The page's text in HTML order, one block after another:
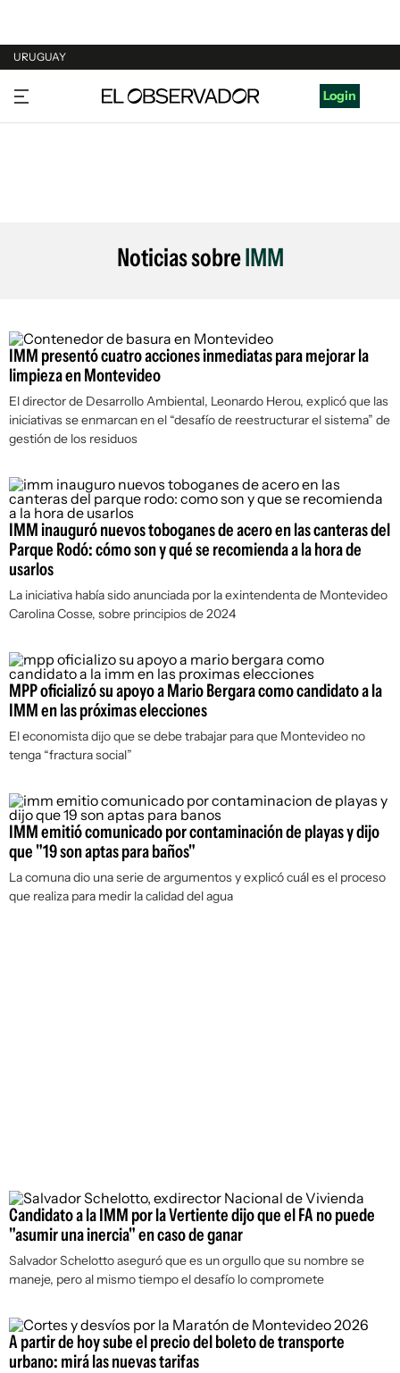
URUGUAY
URUGUAY
ARGENTINA
Login
Noticias sobreIMM
IMM presentó cuatro acciones inmediatas para mejorar la
limpieza en Montevideo
El director de Desarrollo Ambiental, Leonardo Herou, explicó que las
iniciativas se enmarcan en el “desafío de reestructurar el sistema” de
gestión de los residuos
IMM inauguró nuevos toboganes de acero en las canteras del
Parque Rodó: cómo son y qué se recomienda a la hora de
usarlos
La iniciativa había sido anunciada por la exintendenta de Montevideo
Carolina Cosse, sobre principios de 2024
MPP oficializó su apoyo a Mario Bergara como candidato a la
IMM en las próximas elecciones
El economista dijo que se debe trabajar para que Montevideo no
tenga “fractura social”
IMM emitió comunicado por contaminación de playas y dijo
que "19 son aptas para baños"
La comuna dio una serie de argumentos y explicó cuál es el proceso
que realiza para medir la calidad del agua
Candidato a la IMM por la Vertiente dijo que el FA no puede
"asumir una inercia" en caso de ganar
Salvador Schelotto aseguró que es un orgullo que su nombre se
maneje, pero al mismo tiempo el desafío lo compromete
A partir de hoy sube el precio del boleto de transporte
urbano: mirá las nuevas tarifas